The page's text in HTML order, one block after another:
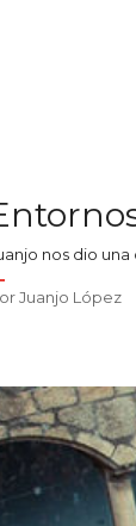
nos dio
Juanjo López